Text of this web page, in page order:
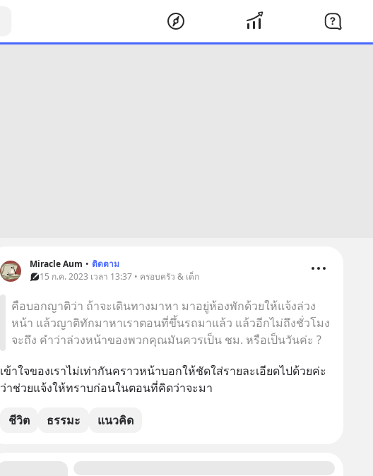
Miracle Aum • ติดตาม
15 ก.ค. 2023 เวลา 13:37 • ครอบครัว & เด็ก
คือบอกญาติว่า ถ้าจะเดินทางมาหา มาอยู่ห้องพักด้วยให้แจ้งล่วง
หน้า แล้วญาติทักมาหาเราตอนที่ขึ้นรถมาแล้ว แล้วอีกไม่ถึงชั่วโมง
จะถึง คำว่าล่วงหน้าของพวกคุณมันควรเป็น ชม. หรือเป็นวันค่ะ ?
เข้าใจของเราไม่เท่ากันคราวหน้าบอกให้ชัดใส่รายละเอียดไปด้วยค่ะ
ว่าช่วยแจ้งให้ทราบก่อนในตอนที่คิดว่าจะมา
ชีวิต ธรรมะ แนวคิด